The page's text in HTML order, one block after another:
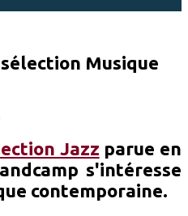
Musique
Jazz parue en
s'intéresse
contemporaine.